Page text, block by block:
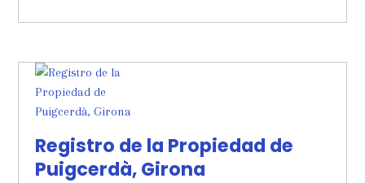
Registro de la Propiedad de
Puigcerdà, Girona